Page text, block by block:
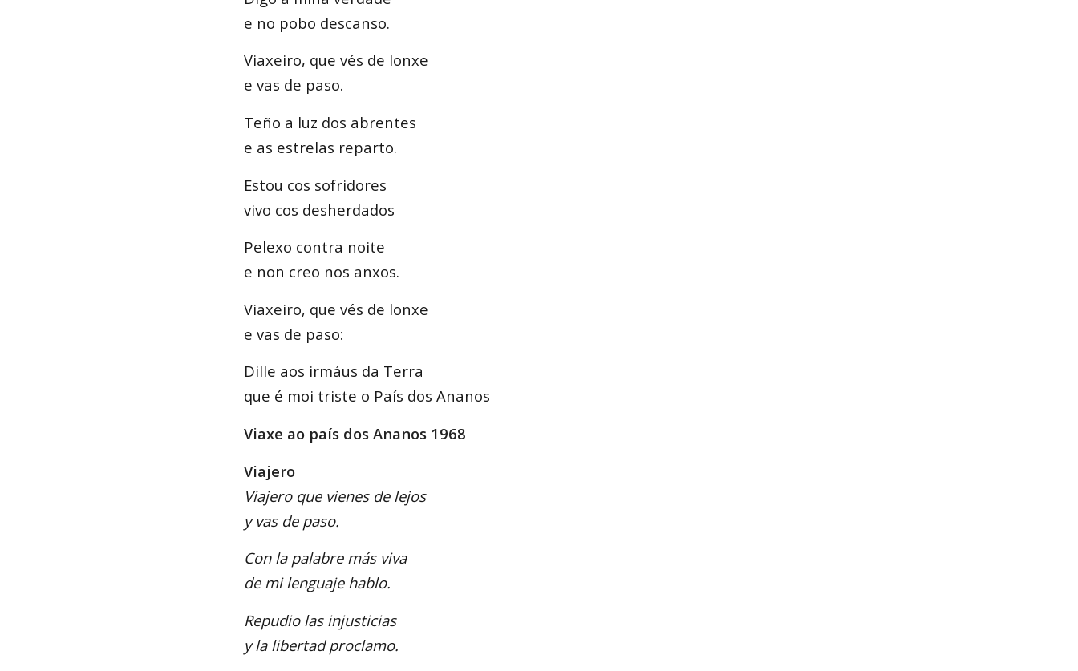
e no pobo descanso.
Viaxeiro, que vés de lonxe
e vas de paso.
Teño a luz dos abrentes
e as estrelas reparto.
Estou cos sofridores
vivo cos desherdados
Pelexo contra noite
e non creo nos anxos.
Viaxeiro, que vés de lonxe
e vas de paso:
Dille aos irmáus da Terra
que é moi triste o País dos Ananos
Viaxe ao país dos Ananos 1968
Viajero
Viajero que vienes de lejos
y vas de paso.
Con la palabre más viva
de mi lenguaje hablo.
Repudio las injusticias
y la libertad proclamo.